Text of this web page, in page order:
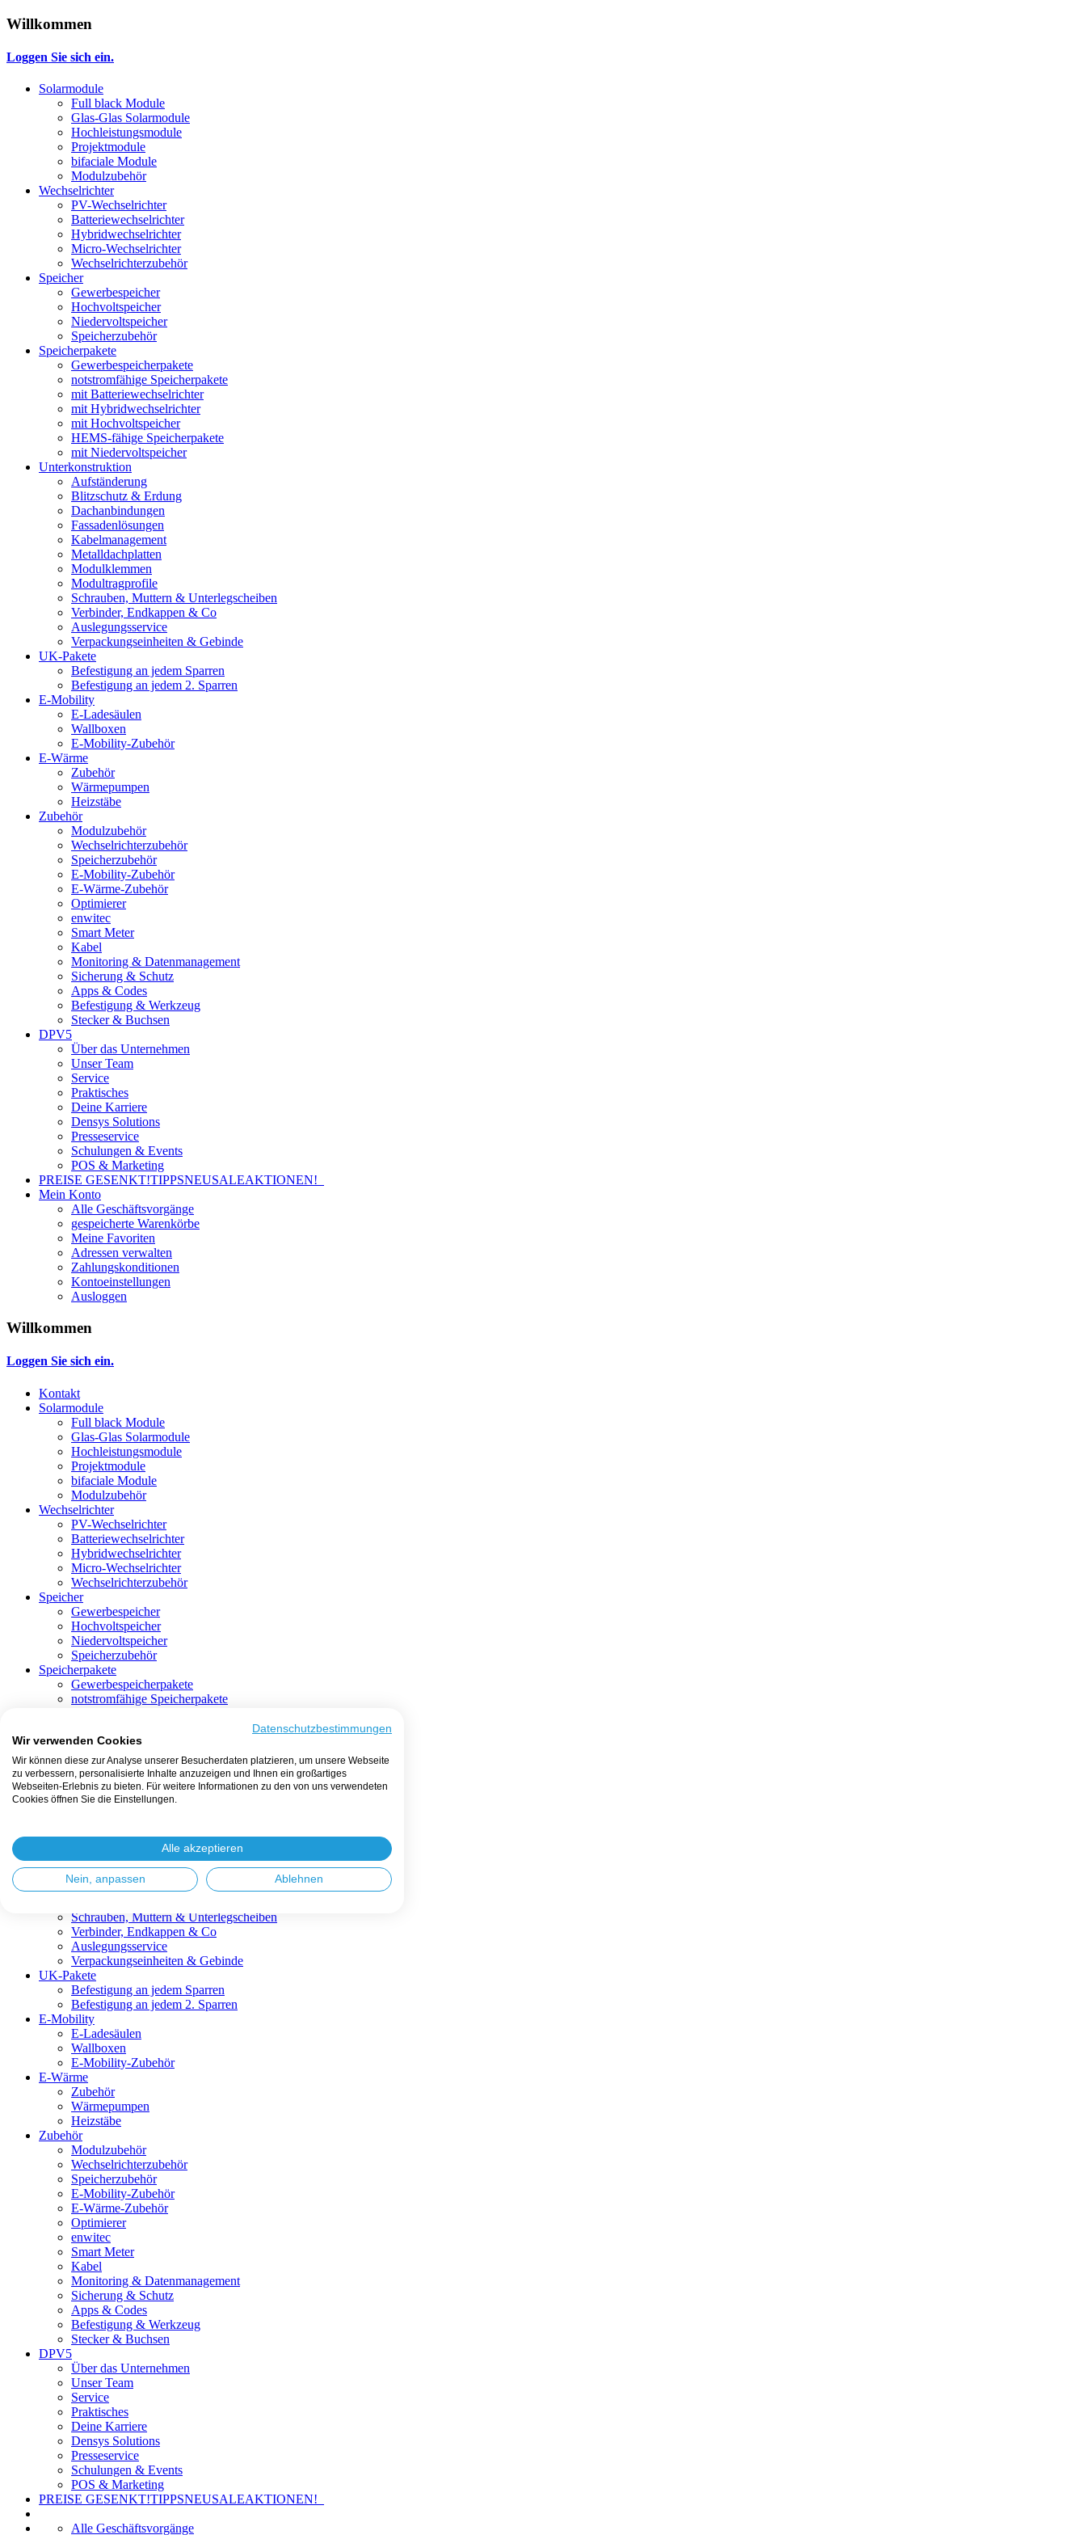
Willkommen
Loggen Sie sich ein.
Solarmodule
Full black Module
Glas-Glas Solarmodule
Hochleistungsmodule
Projektmodule
bifaciale Module
Modulzubehör
Wechselrichter
PV-Wechselrichter
Batteriewechselrichter
Hybridwechselrichter
Micro-Wechselrichter
Wechselrichterzubehör
Speicher
Gewerbespeicher
Hochvoltspeicher
Niedervoltspeicher
Speicherzubehör
Speicherpakete
Gewerbespeicherpakete
notstromfähige Speicherpakete
mit Batteriewechselrichter
mit Hybridwechselrichter
mit Hochvoltspeicher
HEMS-fähige Speicherpakete
mit Niedervoltspeicher
Unterkonstruktion
Aufständerung
Blitzschutz & Erdung
Dachanbindungen
Fassadenlösungen
Kabelmanagement
Metalldachplatten
Modulklemmen
Modultragprofile
Schrauben, Muttern & Unterlegscheiben
Verbinder, Endkappen & Co
Auslegungsservice
Verpackungseinheiten & Gebinde
UK-Pakete
Befestigung an jedem Sparren
Befestigung an jedem 2. Sparren
E-Mobility
E-Ladesäulen
Wallboxen
E-Mobility-Zubehör
E-Wärme
Zubehör
Wärmepumpen
Heizstäbe
Zubehör
Modulzubehör
Wechselrichterzubehör
Speicherzubehör
E-Mobility-Zubehör
E-Wärme-Zubehör
Optimierer
enwitec
Smart Meter
Kabel
Monitoring & Datenmanagement
Sicherung & Schutz
Apps & Codes
Befestigung & Werkzeug
Stecker & Buchsen
DPV5
Über das Unternehmen
Unser Team
Service
Praktisches
Deine Karriere
Densys Solutions
Presseservice
Schulungen & Events
POS & Marketing
PREISE GESENKT!TIPPSNEUSALEAKTIONEN!
Mein Konto
Alle Geschäftsvorgänge
gespeicherte Warenkörbe
Meine Favoriten
Adressen verwalten
Zahlungskonditionen
Kontoeinstellungen
Ausloggen
Willkommen
Loggen Sie sich ein.
Kontakt
Solarmodule
Full black Module
Glas-Glas Solarmodule
Hochleistungsmodule
Projektmodule
bifaciale Module
Modulzubehör
Wechselrichter
PV-Wechselrichter
Batteriewechselrichter
Hybridwechselrichter
Micro-Wechselrichter
Wechselrichterzubehör
Speicher
Gewerbespeicher
Hochvoltspeicher
Niedervoltspeicher
Speicherzubehör
Speicherpakete
Gewerbespeicherpakete
notstromfähige Speicherpakete
mit Hochvoltspeicher
HEMS-fähige Speicherpakete
mit Niedervoltspeicher
Unterkonstruktion
Aufständerung
Fassadenlösungen
Kabelmanagement
Metalldachplatten
Modulklemmen
Schrauben, Muttern & Unterlegscheiben
Verbinder, Endkappen & Co
Auslegungsservice
Verpackungseinheiten & Gebinde
UK-Pakete
Befestigung an jedem Sparren
Befestigung an jedem 2. Sparren
E-Mobility
E-Ladesäulen
Wallboxen
E-Mobility-Zubehör
E-Wärme
Zubehör
Wärmepumpen
Heizstäbe
Zubehör
Modulzubehör
Wechselrichterzubehör
Speicherzubehör
E-Mobility-Zubehör
E-Wärme-Zubehör
Optimierer
enwitec
Smart Meter
Kabel
Monitoring & Datenmanagement
Sicherung & Schutz
Apps & Codes
Befestigung & Werkzeug
Stecker & Buchsen
DPV5
Über das Unternehmen
Unser Team
Service
Praktisches
Deine Karriere
Densys Solutions
Presseservice
Schulungen & Events
POS & Marketing
PREISE GESENKT!TIPPSNEUSALEAKTIONEN!
Alle Geschäftsvorgänge
Datenschutzbestimmungen
Wir verwenden Cookies
Wir können diese zur Analyse unserer Besucherdaten platzieren, um unsere Webseite
zu verbessern, personalisierte Inhalte anzuzeigen und Ihnen ein großartiges
Webseiten-Erlebnis zu bieten. Für weitere Informationen zu den von uns verwendeten
Cookies öffnen Sie die Einstellungen.
Alle akzeptieren
Nein, anpassen Ablehnen